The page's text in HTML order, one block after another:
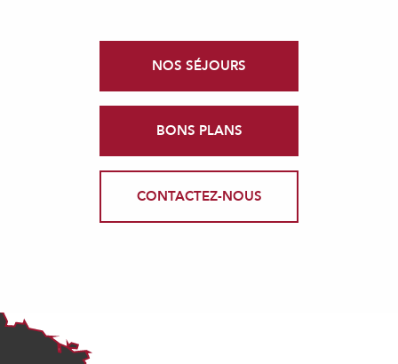
NOS SÉJOURS
BONS PLANS
CONTACTEZ-NOUS